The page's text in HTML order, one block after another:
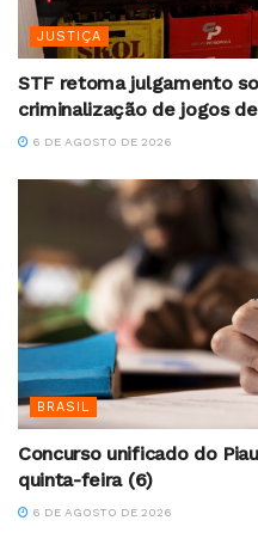
JUSTIÇA
STF retoma julgamento
criminalização de jogos
6 DE AGOSTO DE 2026
BRASIL
Concurso unificado do
quinta-feira (6)
6 DE AGOSTO DE 2026